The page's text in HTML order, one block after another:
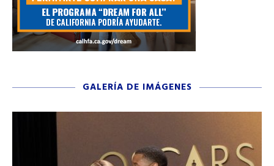
GALERÍA DE IMÁGENES